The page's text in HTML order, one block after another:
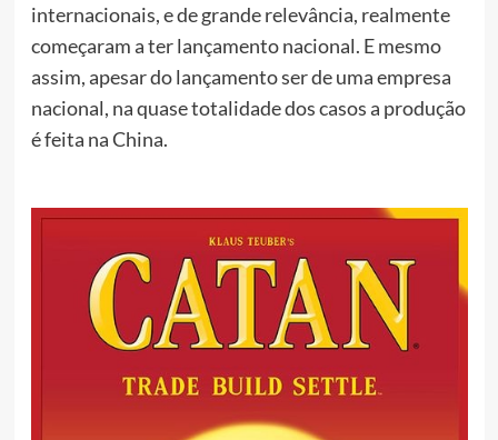
internacionais, e de grande relevância, realmente
começaram a ter lançamento nacional. E mesmo
assim, apesar do lançamento ser de uma empresa
nacional, na quase totalidade dos casos a produção
é feita na China.